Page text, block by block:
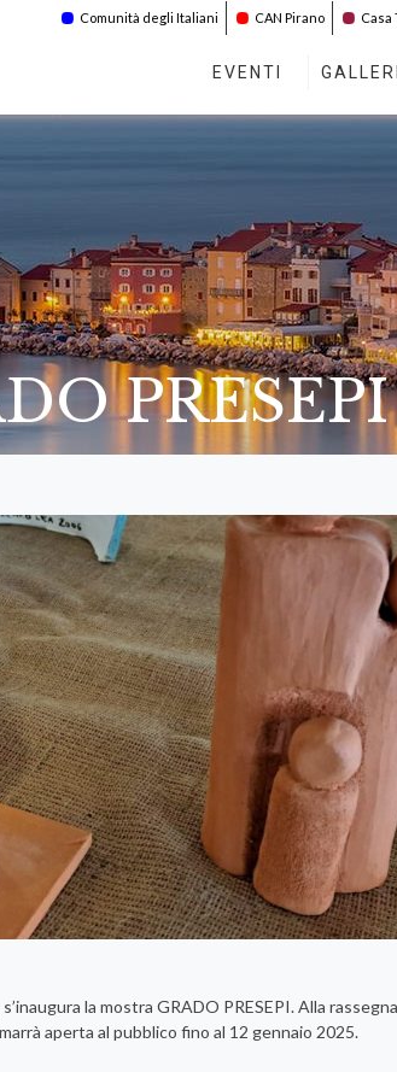
Comunità degli Italiani CAN Pirano Casa
EVENTI
PRESEPI
la mostra GRADO PRESEPI. Alla
aperta al pubblico fino al 12 gennaio 2025.